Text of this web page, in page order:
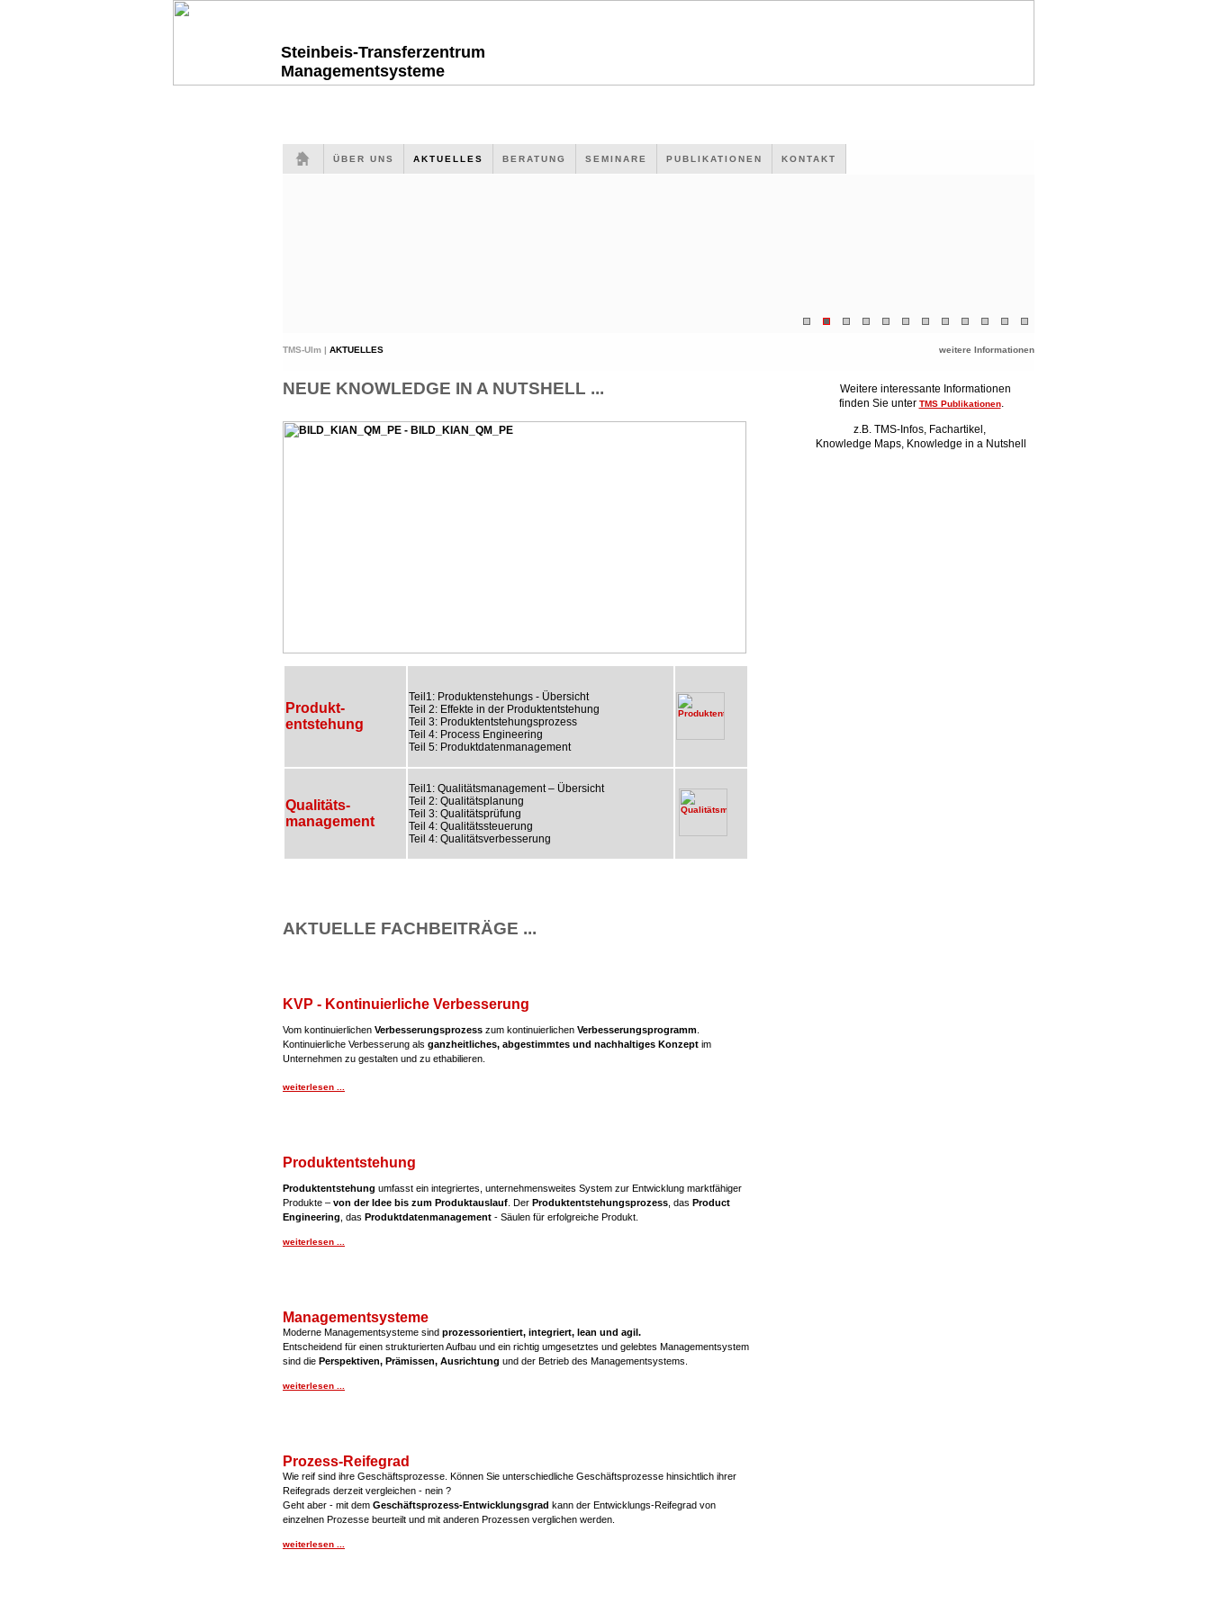
Steinbeis-Transferzentrum
Managementsysteme
ÜBER UNS AKTUELLES BERATUNG SEMINARE PUBLIKATIONEN KONTAKT
TMS-Ulm | AKTUELLES weitere Informationen
NEUE KNOWLEDGE IN A NUTSHELL ...
Produkt-
entstehung
Teil1: Produktenstehungs - Übersicht
Teil 2: Effekte in der Produktentstehung
Teil 3: Produktentstehungsprozess
Teil 4: Process Engineering
Teil 5: Produktdatenmanagement
Qualitäts-
management
Teil1: Qualitätsmanagement – Übersicht
Teil 2: Qualitätsplanung
Teil 3: Qualitätsprüfung
Teil 4: Qualitätssteuerung
Teil 4: Qualitätsverbesserung
AKTUELLE FACHBEITRÄGE ...
KVP - Kontinuierliche Verbesserung
Vom kontinuierlichen Verbesserungsprozess zum kontinuierlichen Verbesserungsprogramm
Kontinuierliche Verbesserung als ganzheitliches, abgestimmtes und nachhaltiges Konzept im
Unternehmen zu gestalten und zu ethabilieren.
weiterlesen ...
Produktentstehung
Produktentstehung umfasst ein integriertes, unternehmensweites System zur Entwicklung marktfähiger
Produkte – von der Idee bis zum Produktauslauf . Der Produktentstehungsprozess , das Product
Engineering , das Produktdatenmanagement - Säulen für erfolgreiche Produkt.
weiterlesen ...
Managementsysteme
Moderne Managementsysteme sind prozessorientiert, integriert, lean und agil.
Entscheidend für einen strukturierten Aufbau und ein richtig umgesetztes und gelebtes Managementsystem
sind die Perspektiven, Prämissen, Ausrichtung und der Betrieb des Managementsystems.
weiterlesen ...
Prozess-Reifegrad
Wie reif sind ihre Geschäftsprozesse. Können Sie unterschiedliche Geschäftsprozesse hinsichtlich ihrer
Reifegrads derzeit vergleichen - nein ?
Geht aber - mit dem Geschäftsprozess-Entwicklungsgrad kann der Entwicklungs-Reifegrad von
einzelnen Prozesse beurteilt und mit anderen Prozessen verglichen werden.
weiterlesen ...
Weitere interessante Informationen
finden Sie unter TMS Publikationen.
z.B. TMS-Infos, Fachartikel,
Knowledge Maps, Knowledge in a Nutshell